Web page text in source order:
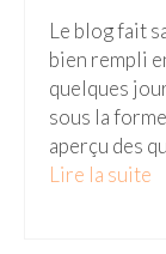
Pérou
ASIE
Le blog fait
bien rempli
quelques
sous la
aperçu des
Lire la suite­­